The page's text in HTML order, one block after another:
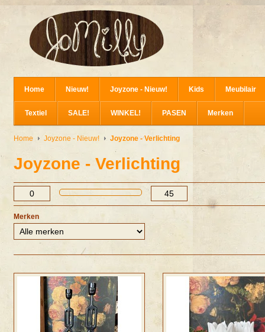
Home Nieuw! Joyzone - Nieuw! Kids Meubilair
Textiel SALE! WINKEL! PASEN Merken
Home Joyzone - Nieuw! Joyzone - Verlichting
Joyzone - Verlichting
Merken